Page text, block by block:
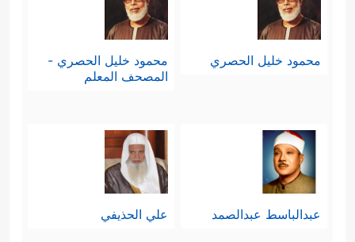
محمود خليل الحصري
محمود خليل الحصري -
المصحف المعلم
عبدالباسط عبدالصمد علي الحذيفي